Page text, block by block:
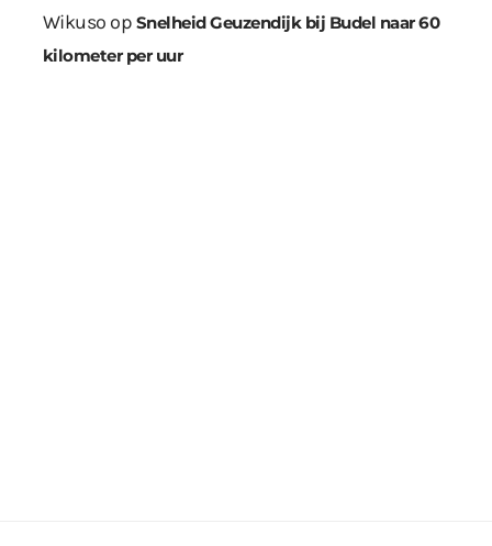
Wikuso op Snelheid Geuzendijk bij Budel naar 60
kilometer per uur